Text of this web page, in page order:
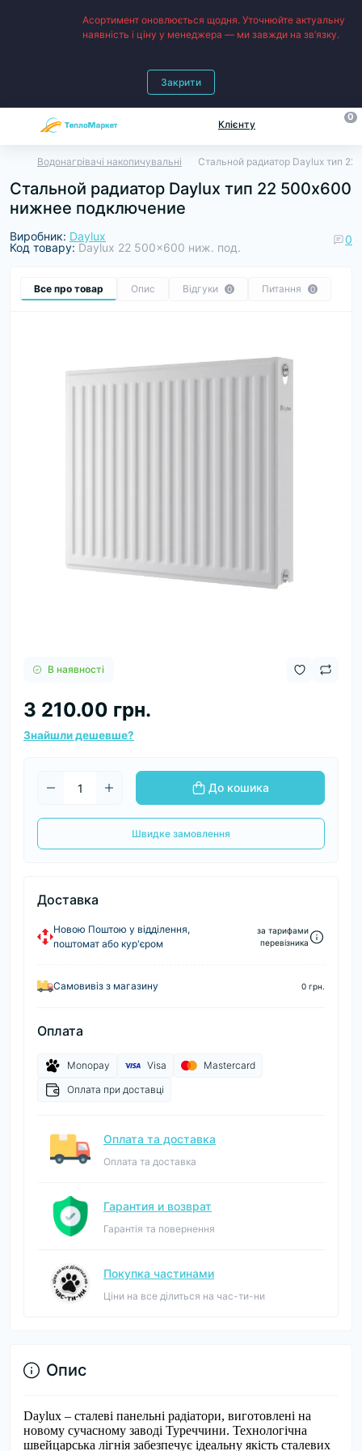
Асортимент оновлюється щодня. Уточнюйте актуальну
наявність і ціну у менеджера — ми завжди на зв’язку.
Закрити
Клієнту
0
Водонагрівачі накопичувальні Стальной радиатор Daylux тип
Стальной радиатор Daylux тип 22 500х600
нижнее подключение
Виробник: Daylux
Код товару: Daylux 22 500x600 ниж. под.
0
Все про товар Опис Відгуки 0 Питання 0
В наявності
3 210.00 грн.
Знайшли дешевше?
До кошика
Швидке замовлення
Доставка
Новою Поштою у відділення,
поштомат або кур'єром
за тарифами
перевізника
Самовивіз з магазину 0 грн.
Оплата
Monopay Visa
Mastercard
Оплата при доставці
Оплата та доставка
Оплата та доставка
Гарантия и возврат
Гарантія та повернення
Покупка частинами
Ціни на все ділиться на час-ти-ни
Опис
Daylux – сталеві панельні радіатори, виготовлені на
новому сучасному заводі Туреччини. Технологічна
швейцарська лігнія забезпечує ідеальну якість сталевих